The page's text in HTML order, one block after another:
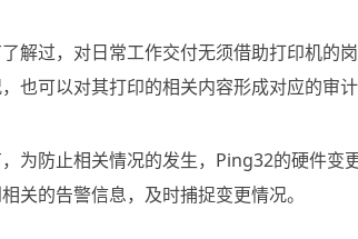
解过，对日常工作交付无须借助打印机的
也可以对其打印的相关内容形成对应的审
为防止相关情况的发生，Ping32的硬件变
关的告警信息，及时捕捉变更情况。